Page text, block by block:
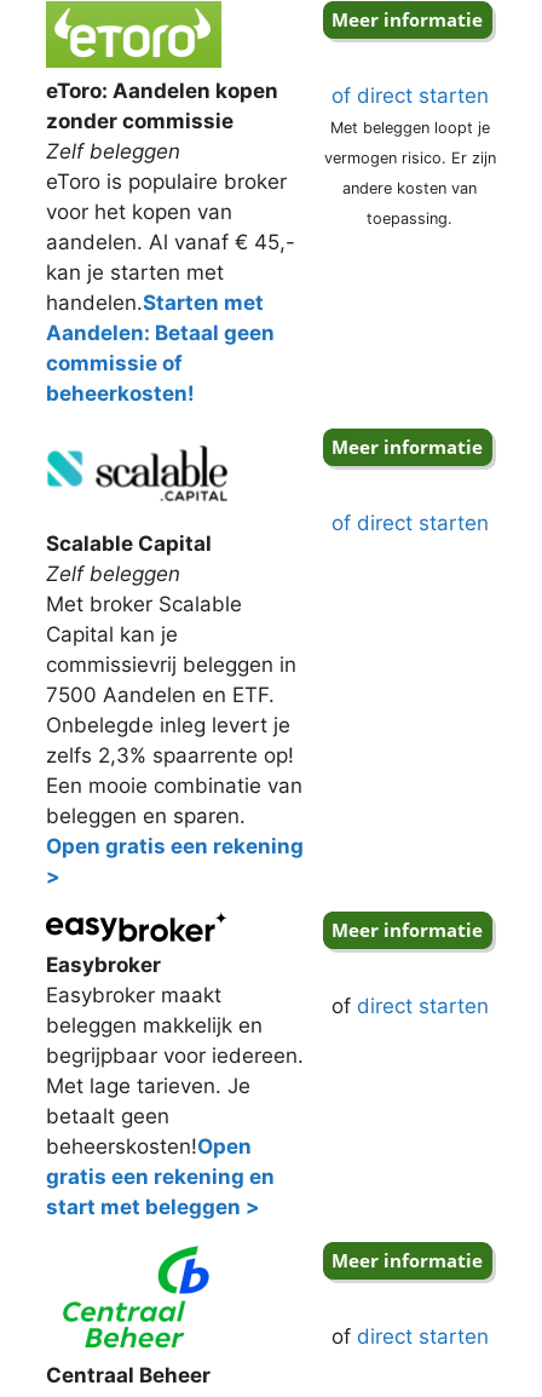
eToro: Aandelen kopen
zonder commissie
Zelf beleggen
eToro is populaire broker
voor het kopen van
aandelen. Al vanaf € 45,-
kan je starten met
handelen.Starten met
Aandelen: Betaal geen
commissie of
beheerkosten!
of direct starten
Met beleggen loopt je
vermogen risico. Er zijn
andere kosten van
toepassing.
Scalable Capital
Zelf beleggen
Met broker Scalable
Capital kan je
commissievrij beleggen in
7500 Aandelen en ETF.
Onbelegde inleg levert je
zelfs 2,3% spaarrente op!
Een mooie combinatie van
beleggen en sparen.
Open gratis een rekening
>
of direct starten
Easybroker
Easybroker maakt
beleggen makkelijk en
begrijpbaar voor iedereen.
Met lage tarieven. Je
betaalt geen
beheerskosten!Open
gratis een rekening en
start met beleggen >
of direct starten
Centraal Beheer
of direct starten